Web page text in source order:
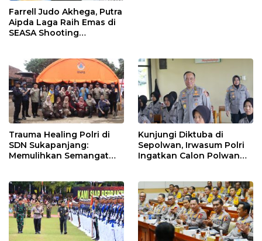
Farrell Judo Akhega, Putra
Aipda Laga Raih Emas di
SEASA Shooting
Trauma Healing Polri di
SDN Sukapanjang:
Memulihkan Semangat
Kunjungi Diktuba di
Sepolwan, Irwasum Polri
Ingatkan Calon Polwan